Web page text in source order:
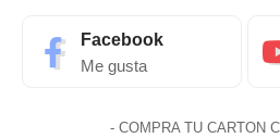
Facebook
Me gusta
- COMPRA TU CARTON